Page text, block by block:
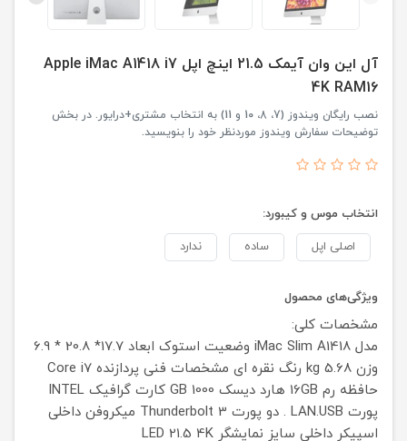
آل این وان آیمک 21.5 اینچ اپل Apple iMac A1418 i7
4K RAM16
نصب رایگان ویندوز (7، 8، 10 و 11) به انتخاب مشتری+درایور. در بخش
توضیحات سفارش ویندوز موردنظر خود را بنویسید.
انتخاب موس و کیبورد:
اصلی اپل
ساده ندارد
ویژگی‌های محصول
مشخصات کلی:
مدل iMac Slim A1418
وضعیت استوک ابعاد 17.7* 20.8 * 6.9
وزن 5.68 kg
رنگ نقره ای مشخصات فنی پردازنده Core i7
حافظه رم 16GB
هارد دیسک 1000 GB
کارت گرافیک INTEL
پورت LAN.USB . دو پورت Thunderbolt 3
میکروفن داخلی
اسپیکر داخلی سایز نمایشگر LED 21.5 4K